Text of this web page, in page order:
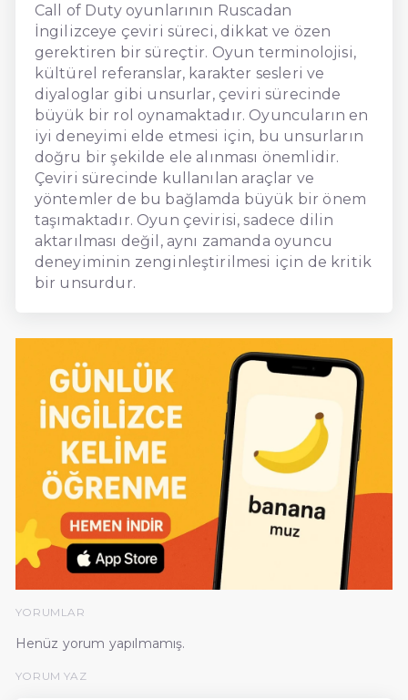
Call of Duty oyunlarının Ruscadan
İngilizceye çeviri süreci, dikkat ve özen
gerektiren bir süreçtir. Oyun terminolojisi,
kültürel referanslar, karakter sesleri ve
diyaloglar gibi unsurlar, çeviri sürecinde
büyük bir rol oynamaktadır. Oyuncuların en
iyi deneyimi elde etmesi için, bu unsurların
doğru bir şekilde ele alınması önemlidir.
Çeviri sürecinde kullanılan araçlar ve
yöntemler de bu bağlamda büyük bir önem
taşımaktadır. Oyun çevirisi, sadece dilin
aktarılması değil, aynı zamanda oyuncu
deneyiminin zenginleştirilmesi için de kritik
bir unsurdur.
YORUMLAR
Henüz yorum yapılmamış.
YORUM YAZ